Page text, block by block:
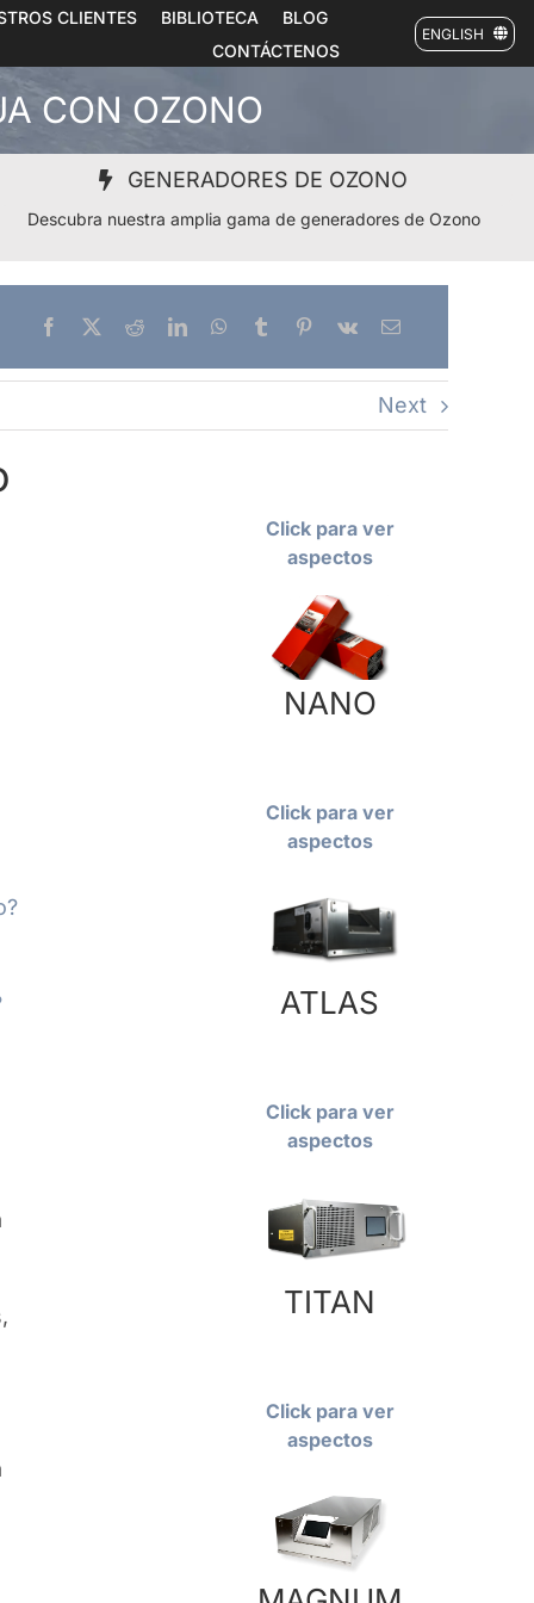
CLIENTES BIBLIOTECA
BLOG
CONTÁCTENOS
ENGLISH
CON OZONO
GENERADORES DE OZONO
Descubra nuestra amplia gama de generadores de Ozono
Next
Click para ver
aspectos
NANO
Click para ver
aspectos
ATLAS
Click para ver
aspectos
TITAN
Click para ver
aspectos